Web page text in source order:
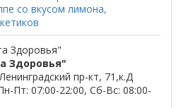
со вкусом лимона,
Здоровья"
пр-кт, 71,к.Д
Пт: 07:00-22:00, Сб-Вс: 08:00-